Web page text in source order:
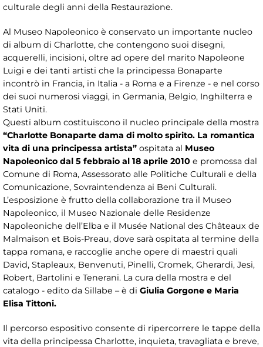
culturale degli anni della Restaurazione.
Al Museo Napoleonico è conservato un importante nucleo
di album di Charlotte, che contengono suoi disegni,
acquerelli, incisioni, oltre ad opere del marito Napoleone
Luigi e dei tanti artisti che la principessa Bonaparte
incontrò in Francia, in Italia - a Roma e a Firenze - e nel corso
dei suoi numerosi viaggi, in Germania, Belgio, Inghilterra e
Stati Uniti.
Questi album costituiscono il nucleo principale della mostra
“Charlotte Bonaparte dama di molto spirito. La romantica
vita di una principessa artista” ospitata al Museo
Napoleonico dal 5 febbraio al 18 aprile 2010 e promossa dal
Comune di Roma, Assessorato alle Politiche Culturali e della
Comunicazione, Sovraintendenza ai Beni Culturali.
L’esposizione è frutto della collaborazione tra il Museo
Napoleonico, il Museo Nazionale delle Residenze
Napoleoniche dell’Elba e il Musée National des Châteaux de
Malmaison et Bois-Preau, dove sarà ospitata al termine della
tappa romana, e raccoglie anche opere di maestri quali
David, Stapleaux, Benvenuti, Pinelli, Cromek, Gherardi, Jesi,
Robert, Bartolini e Tenerani. La cura della mostra e del
catalogo - edito da Sillabe – è di Giulia Gorgone e Maria
Elisa Tittoni.
Il percorso espositivo consente di ripercorrere le tappe della
vita della principessa Charlotte, inquieta, travagliata e breve,